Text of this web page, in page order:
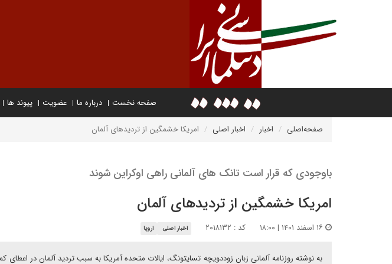
صفحه نخست درباره ما عضویت پیوند ها
صفحه‌اصلی اخبار اخبار اصلی امریکا خشمگین از تردیدهای آلمان
باوجودی که قرار است تانک های آلمانی راهی اوکراین شوند
امریکا خشمگین از تردیدهای آلمان
کد : ۲۰۱۸۱۳۲ اخبار اصلی اروپا
به نوشته روزنامه آلمانی زبان زوددویچه تسایتونگ، ایالات متحده آمریکا به سبب تردید آلمان در